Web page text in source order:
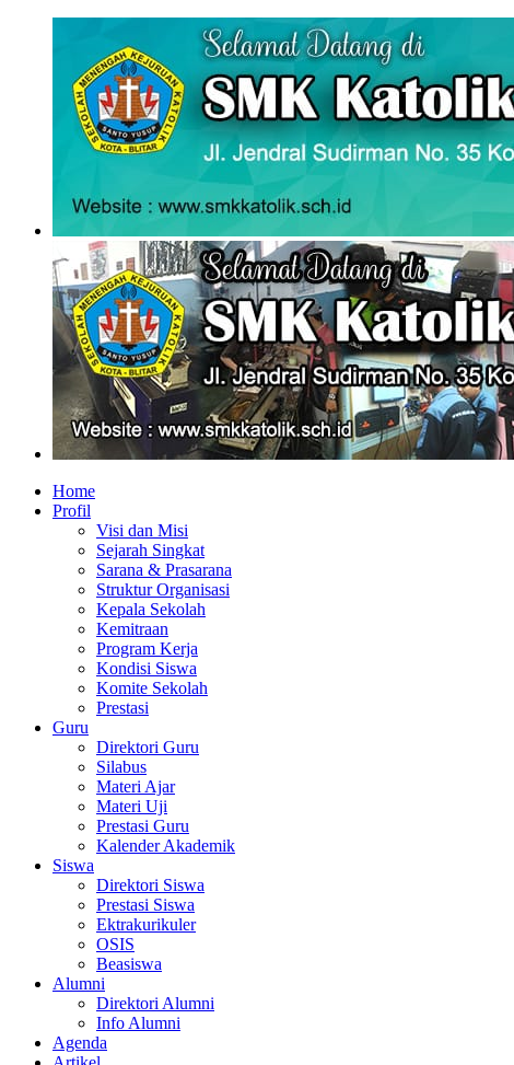
Home
Profil
Visi dan Misi
Sejarah Singkat
Sarana & Prasarana
Struktur Organisasi
Kepala Sekolah
Kemitraan
Program Kerja
Kondisi Siswa
Komite Sekolah
Prestasi
Guru
Direktori Guru
Silabus
Materi Ajar
Materi Uji
Prestasi Guru
Kalender Akademik
Siswa
Direktori Siswa
Prestasi Siswa
Ektrakurikuler
OSIS
Beasiswa
Alumni
Direktori Alumni
Info Alumni
Agenda